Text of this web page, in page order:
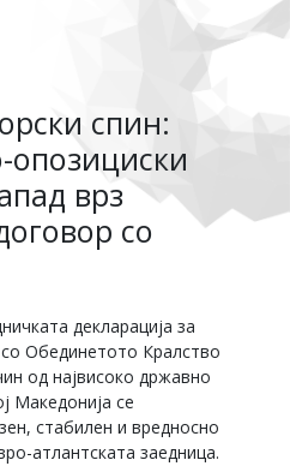
спин:
опозициски
врз
со
декларација за
Обединетото Кралство
од највисоко државно
Македонија се
стабилен и вредносно
атлантската заедница.